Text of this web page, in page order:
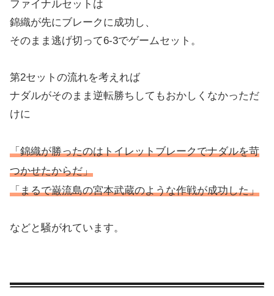
ファイナルセットは
錦織が先にブレークに成功し、
そのまま逃げ切って6-3でゲームセット。
第2セットの流れを考えれば
ナダルがそのまま逆転勝ちしてもおかしくなかっただ
けに
「錦織が勝ったのはトイレットブレークでナダルを苛
つかせたからだ」
「まるで巌流島の宮本武蔵のような作戦が成功した」
などと騒がれています。